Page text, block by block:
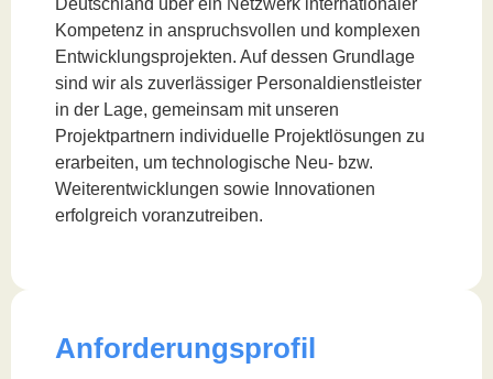
Deutschland über ein Netzwerk internationaler
Kompetenz in anspruchsvollen und komplexen
Entwicklungsprojekten. Auf dessen Grundlage
sind wir als zuverlässiger Personaldienstleister
in der Lage, gemeinsam mit unseren
Projektpartnern individuelle Projektlösungen zu
erarbeiten, um technologische Neu- bzw.
Weiterentwicklungen sowie Innovationen
erfolgreich voranzutreiben.
Anforderungsprofil